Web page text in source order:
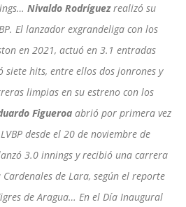
Nivaldo Rodríguezrealizó su
El lanzador exgrandeliga con los
en 2021, actuó en 3.1 entradas
siete hits, entre ellos dos jonrones y
limpias en su estreno con los
Figueroa abrió por primera vez
desde el 20 de noviembre de
3.0 innings y recibió una carrera
de Lara, según el reporte
de Aragua… En el Día Inaugural